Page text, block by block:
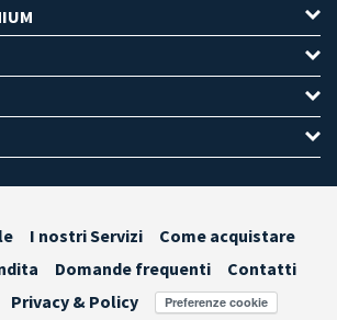
I nostri Servizi
Come acquistare
Domande frequenti
Contatti
Privacy & Policy Preferenze cookie